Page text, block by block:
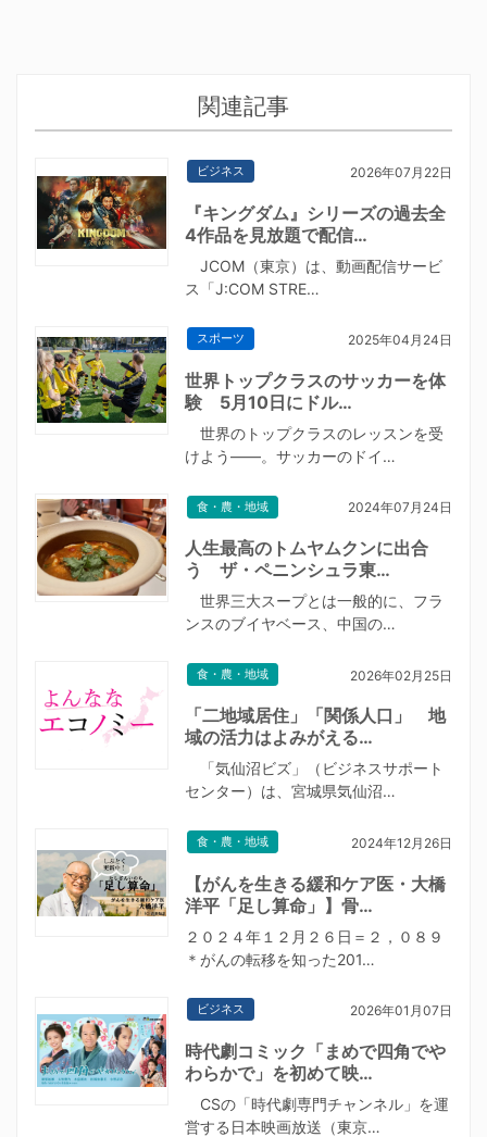
関連記事
ビジネス 2026年07月22日
『キングダム』シリーズの過去全
4作品を見放題で配信…
JCOM（東京）は、動画配信サービ
ス「J:COM STRE…
スポーツ 2025年04月24日
世界トップクラスのサッカーを体
験 5月10日にドル…
世界のトップクラスのレッスンを受
けよう――。サッカーのドイ…
食・農・地域 2024年07月24日
人生最高のトムヤムクンに出合
う ザ・ペニンシュラ東…
世界三大スープとは一般的に、フラ
ンスのブイヤベース、中国の…
食・農・地域 2026年02月25日
「二地域居住」「関係人口」 地
域の活力はよみがえる…
「気仙沼ビズ」（ビジネスサポート
センター）は、宮城県気仙沼…
食・農・地域 2024年12月26日
【がんを生きる緩和ケア医・大橋
洋平「足し算命」】骨…
２０２４年１２月２６日＝２，０８９
＊がんの転移を知った201…
ビジネス 2026年01月07日
時代劇コミック「まめで四角でや
わらかで」を初めて映…
CSの「時代劇専門チャンネル」を運
営する日本映画放送（東京…